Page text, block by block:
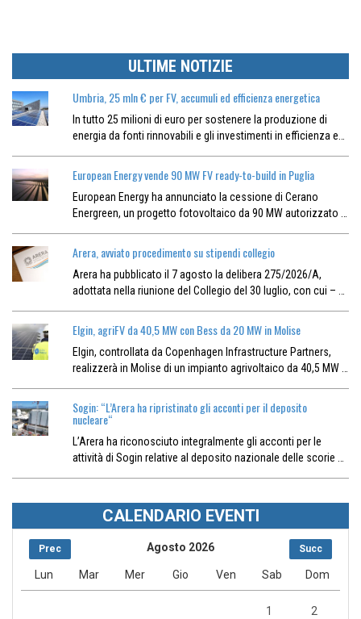
ULTIME NOTIZIE
Umbria, 25 mln € per FV, accumuli ed efficienza energetica
In tutto 25 milioni di euro per sostenere la produzione di
energia da fonti rinnovabili e gli investimenti in efficienza e…
European Energy vende 90 MW FV ready-to-build in Puglia
European Energy ha annunciato la cessione di Cerano
Energreen, un progetto fotovoltaico da 90 MW autorizzato …
Arera, avviato procedimento su stipendi collegio
Arera ha pubblicato il 7 agosto la delibera 275/2026/A,
adottata nella riunione del Collegio del 30 luglio, con cui – …
Elgin, agriFV da 40,5 MW con Bess da 20 MW in Molise
Elgin, controllata da Copenhagen Infrastructure Partners,
realizzerà in Molise di un impianto agrivoltaico da 40,5 MW …
Sogin: “L’Arera ha ripristinato gli acconti per il deposito
nucleare“
L’Arera ha riconosciuto integralmente gli acconti per le
attività di Sogin relative al deposito nazionale delle scorie …
CALENDARIO EVENTI
Prec Succ
Agosto 2026
Lun Mar Mer Gio Ven Sab Dom
1 2